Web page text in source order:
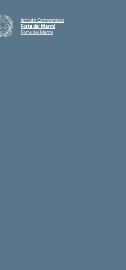
Istituto Comprensivo
Forte dei Marmi
Forte dei Marmi